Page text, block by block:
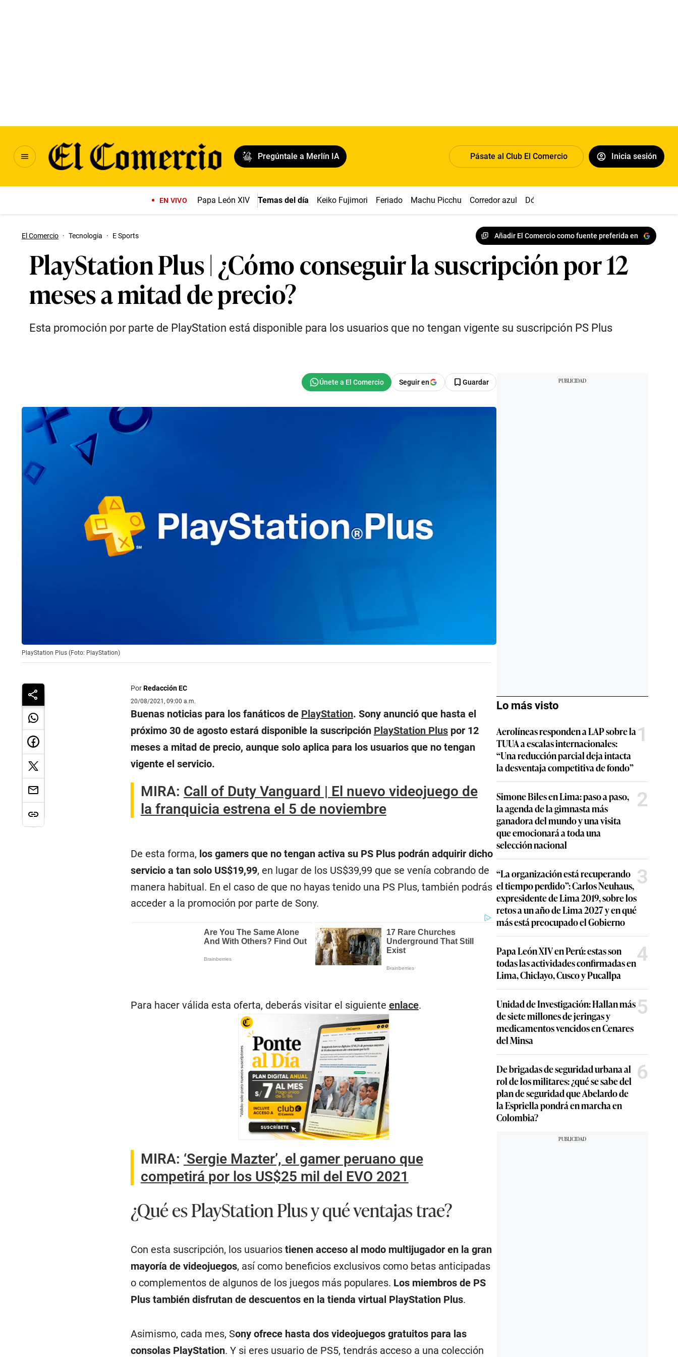
Pregúntale a Merlín IA Pásate al Club El Comercio Inicia sesión
EN VIVO Papa León XIV Temas del día Keiko Fujimori Feriado Machu Picchu Corredor azul Dólar
El Comercio · Tecnologia · E Sports Añadir El Comercio como fuente preferida en
PlayStation Plus | ¿Cómo conseguir la suscripción por 12
meses a mitad de precio?
Esta promoción por parte de PlayStation está disponible para los usuarios que no tengan vigente su suscripción PS Plus
Seguir en Guardar
PlayStation Plus (Foto: PlayStation)
PorRedacción EC
20/08/2021, 09:00 a.m.
Buenas noticias para los fanáticos de PlayStation. Sony anunció que hasta el
próximo 30 de agosto estará disponible la suscripción PlayStation Pluspor 12
meses a mitad de precio, aunque solo aplica para los usuarios que no tengan
vigente el servicio.
MIRA: Call of Duty Vanguard | El nuevo videojuego de
la franquicia estrena el 5 de noviembre
De esta forma, los gamers que no tengan activa su PS Plus podrán adquirir dicho
servicio a tan solo US$19,99, en lugar de los US$39,99 que se venía cobrando de
manera habitual. En el caso de que no hayas tenido una PS Plus, también podrás
acceder a la promoción por parte de Sony.
Para hacer válida esta oferta, deberás visitar el siguiente enlace.
MIRA: ‘Sergie Mazter’, el gamer peruano que
competirá por los US$25 mil del EVO 2021
¿Qué es PlayStation Plus y qué ventajas trae?
Con esta suscripción, los usuarios tienen acceso al modo multijugador en la gran
mayoría de videojuegos, así como beneficios exclusivos como betas anticipadas
o complementos de algunos de los juegos más populares. Los miembros de PS
Plus también disfrutan de descuentos en la tienda virtual PlayStation Plus.
Asimismo, cada mes, Sony ofrece hasta dos videojuegos gratuitos para las
consolas PlayStation. Y si eres usuario de PS5, tendrás acceso a una colección
Lo más visto
Aerolíneas responden a LAP sobre la
TUUA a escalas internacionales:
“Una reducción parcial deja intacta
la desventaja competitiva de fondo”
1
Simone Biles en Lima: paso a paso,
la agenda de la gimnasta más
ganadora del mundo y una visita
que emocionará a toda una
selección nacional
2
“La organización está recuperando
el tiempo perdido”: Carlos Neuhaus,
expresidente de Lima 2019, sobre los
retos a un año de Lima 2027 y en qué
más está preocupado el Gobierno
3
Papa León XIV en Perú: estas son
todas las actividades confirmadas en
Lima, Chiclayo, Cusco y Pucallpa
4
Unidad de Investigación: Hallan más
de siete millones de jeringas y
medicamentos vencidos en Cenares
del Minsa
5
De brigadas de seguridad urbana al
rol de los militares: ¿qué se sabe del
plan de seguridad que Abelardo de
la Espriella pondrá en marcha en
Colombia?
6